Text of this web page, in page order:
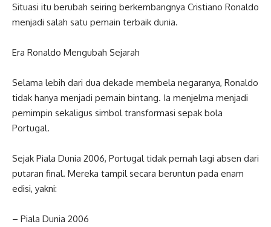
Situasi itu berubah seiring berkembangnya Cristiano Ronaldo
menjadi salah satu pemain terbaik dunia.
Era Ronaldo Mengubah Sejarah
Selama lebih dari dua dekade membela negaranya, Ronaldo
tidak hanya menjadi pemain bintang. Ia menjelma menjadi
pemimpin sekaligus simbol transformasi sepak bola
Portugal.
Sejak Piala Dunia 2006, Portugal tidak pernah lagi absen dari
putaran final. Mereka tampil secara beruntun pada enam
edisi, yakni:
– Piala Dunia 2006